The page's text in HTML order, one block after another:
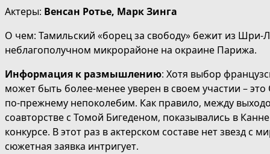
Актеры: Венсан Ротье, Марк Зинга
О чем: Тамильский «борец за свободу» бежит из
неблагополучном микрорайоне на окраине Парижа.
Информация к размышлению: Хотя выбор
может быть более-менее уверен в своем участии –
по-прежнему непоколебим. Как правило, между
соавторстве с Томой Бигеденом, показывались в
конкурсе. В этот раз в актерском составе нет звезд
сюжетная заявка интригует.